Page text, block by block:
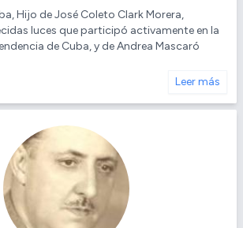
Hijo de José Coleto Clark Morera,
luces que participó activamente en la
de Cuba, y de Andrea Mascaró
Leer más